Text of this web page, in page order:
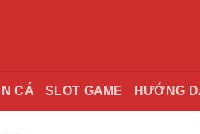
CÁ SLOT GAME HƯỚNG